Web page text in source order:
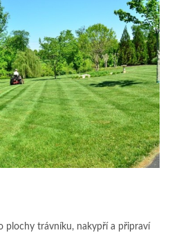
plochy trávníku, nakypří a připraví